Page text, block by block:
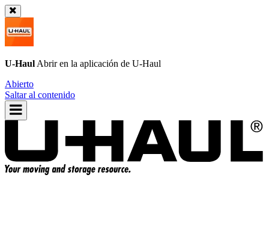
U-Haul Abrir en la aplicación de U-Haul
Abierto
Saltar al contenido